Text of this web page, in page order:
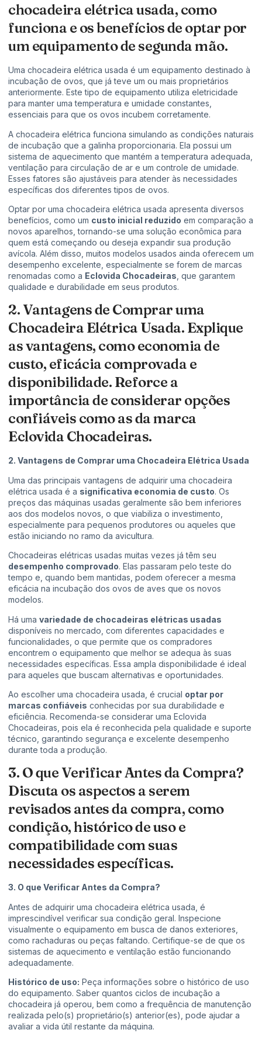
chocadeira elétrica usada, como
funciona e os benefícios de optar por
um equipamento de segunda mão.
Uma chocadeira elétrica usada é um equipamento destinado à
incubação de ovos, que já teve um ou mais proprietários
anteriormente. Este tipo de equipamento utiliza eletricidade
para manter uma temperatura e umidade constantes,
essenciais para que os ovos incubem corretamente.
A chocadeira elétrica funciona simulando as condições naturais
de incubação que a galinha proporcionaria. Ela possui um
sistema de aquecimento que mantém a temperatura adequada,
ventilação para circulação de ar e um controle de umidade.
Esses fatores são ajustáveis para atender às necessidades
específicas dos diferentes tipos de ovos.
Optar por uma chocadeira elétrica usada apresenta diversos
benefícios, como um custo inicial reduzido em comparação a
novos aparelhos, tornando-se uma solução econômica para
quem está começando ou deseja expandir sua produção
avícola. Além disso, muitos modelos usados ainda oferecem um
desempenho excelente, especialmente se forem de marcas
renomadas como a Eclovida Chocadeiras , que garantem
qualidade e durabilidade em seus produtos.
2. Vantagens de Comprar uma
Chocadeira Elétrica Usada. Explique
as vantagens, como economia de
custo, eficácia comprovada e
disponibilidade. Reforce a
importância de considerar opções
confiáveis como as da marca
Eclovida Chocadeiras.
2. Vantagens de Comprar uma Chocadeira Elétrica Usada
Uma das principais vantagens de adquirir uma chocadeira
elétrica usada é a significativa economia de custo. Os
preços das máquinas usadas geralmente são bem inferiores
aos dos modelos novos, o que viabiliza o investimento,
especialmente para pequenos produtores ou aqueles que
estão iniciando no ramo da avicultura.
Chocadeiras elétricas usadas muitas vezes já têm seu
desempenho comprovado. Elas passaram pelo teste do
tempo e, quando bem mantidas, podem oferecer a mesma
eficácia na incubação dos ovos de aves que os novos
modelos.
Há uma variedade de chocadeiras elétricas usadas
disponíveis no mercado, com diferentes capacidades e
funcionalidades, o que permite que os compradores
encontrem o equipamento que melhor se adequa às suas
necessidades específicas. Essa ampla disponibilidade é ideal
para aqueles que buscam alternativas e oportunidades.
Ao escolher uma chocadeira usada, é crucial optar por
marcas confiáveis conhecidas por sua durabilidade e
eficiência. Recomenda-se considerar uma Eclovida
Chocadeiras, pois ela é reconhecida pela qualidade e suporte
técnico, garantindo segurança e excelente desempenho
durante toda a produção.
3. O que Verificar Antes da Compra?
Discuta os aspectos a serem
revisados antes da compra, como
condição, histórico de uso e
compatibilidade com suas
necessidades específicas.
3. O que Verificar Antes da Compra?
Antes de adquirir uma chocadeira elétrica usada, é
imprescindível verificar sua condição geral. Inspecione
visualmente o equipamento em busca de danos exteriores,
como rachaduras ou peças faltando. Certifique-se de que os
sistemas de aquecimento e ventilação estão funcionando
adequadamente.
Histórico de uso: Peça informações sobre o histórico de uso
do equipamento. Saber quantos ciclos de incubação a
chocadeira já operou, bem como a frequência de manutenção
realizada pelo(s) proprietário(s) anterior(es), pode ajudar a
avaliar a vida útil restante da máquina.